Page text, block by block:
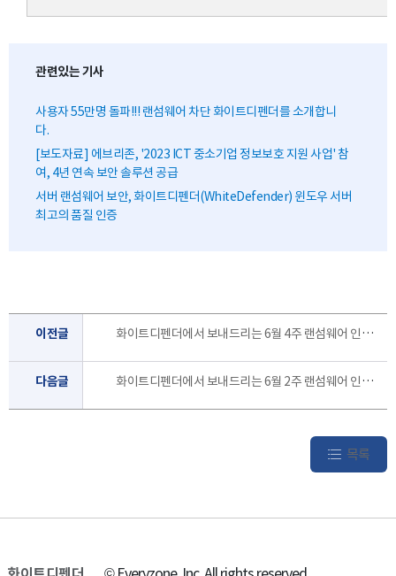
관련있는 기사
사용자 55만명 돌파!!! 랜섬웨어 차단 화이트디펜더를 소개합니
다.
[보도자료] 에브리존, '2023 ICT 중소기업 정보보호 지원 사업' 참
여, 4년 연속 보안 솔루션 공급
서버 랜섬웨어 보안, 화이트디펜더(WhiteDefender) 윈도우 서버
최고의 품질 인증
이전글 화이트디펜더에서 보내드리는 6월 4주 랜섬웨어 인포 레터 입니다.
다음글 화이트디펜더에서 보내드리는 6월 2주 랜섬웨어 인포 레터 입니다.
목록